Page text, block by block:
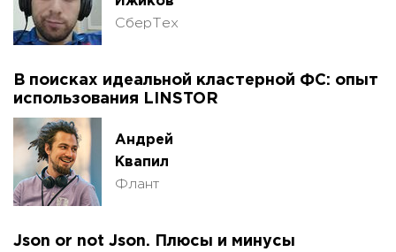
СберТех
В поисках идеальной кластерной ФС: опыт
использования LINSTOR
Андрей
Квапил
Флант
Json or not Json. Плюсы и минусы